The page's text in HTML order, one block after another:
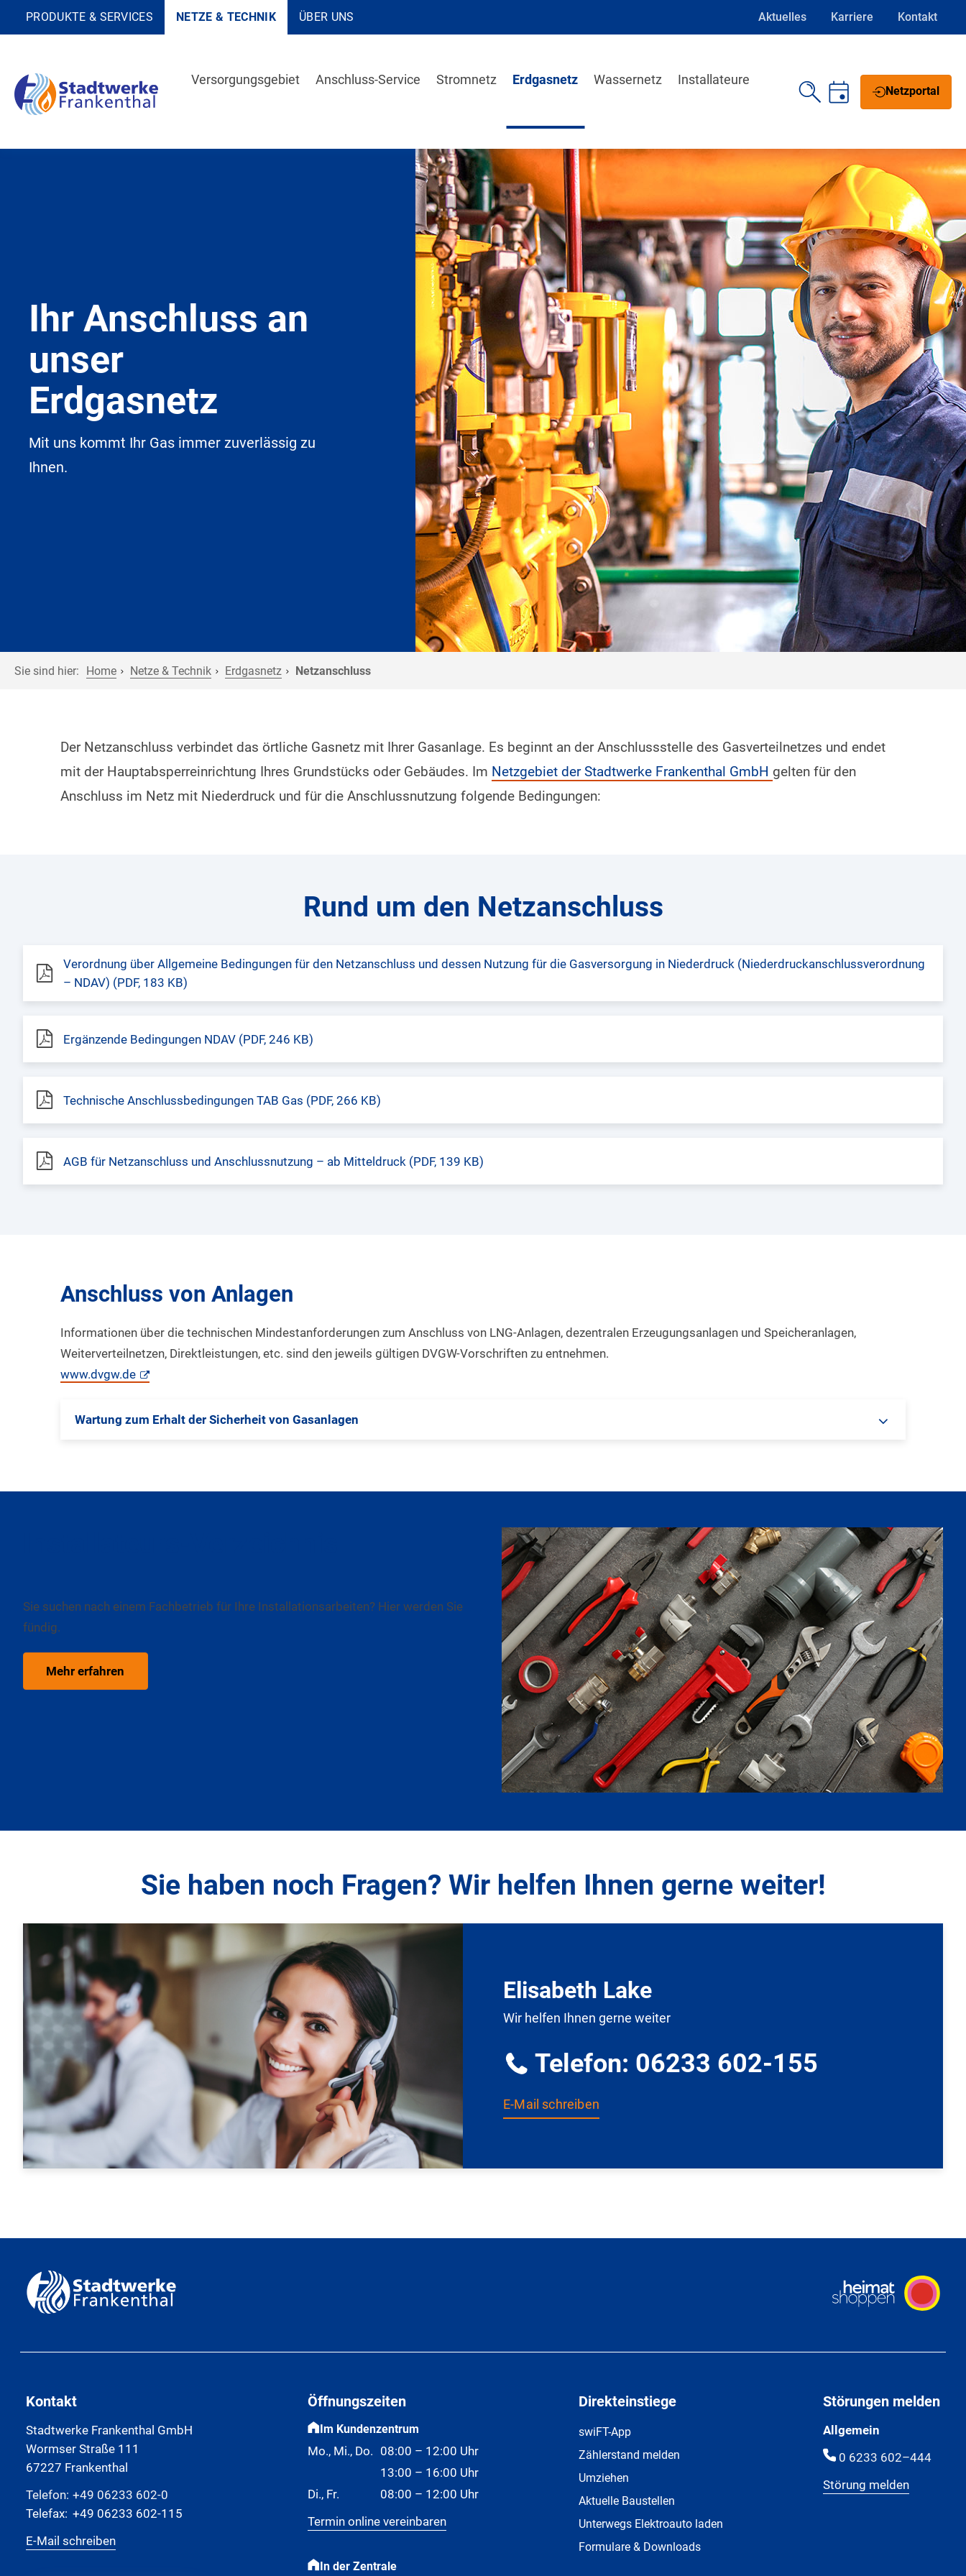
PRODUKTE & SERVICES NETZE & TECHNIK ÜBER UNS Aktuelles Karriere Kontakt
Versorgungsgebiet Anschluss-Service Stromnetz Erdgasnetz Wassernetz Installateure
Netzportal
Ihr Anschluss an
unser
Erdgasnetz
Mit uns kommt Ihr Gas immer zuverlässig zu
Ihnen.
Sie sind hier: Home Netze & Technik Erdgasnetz Netzanschluss
Der Netzanschluss verbindet das örtliche Gasnetz mit Ihrer Gasanlage. Es beginnt an der Anschlussstelle des Gasverteilnetzes und endet
mit der Hauptabsperreinrichtung Ihres Grundstücks oder Gebäudes. Im Netzgebiet der Stadtwerke Frankenthal GmbH gelten für den
Anschluss im Netz mit Niederdruck und für die Anschlussnutzung folgende Bedingungen:
Rund um den Netzanschluss
Verordnung über Allgemeine Bedingungen für den Netzanschluss und dessen Nutzung für die Gasversorgung in Niederdruck (Niederdruckanschlussverordnung
– NDAV) (PDF, 183 KB)
Ergänzende Bedingungen NDAV (PDF, 246 KB)
Technische Anschlussbedingungen TAB Gas (PDF, 266 KB)
AGB für Netzanschluss und Anschlussnutzung – ab Mitteldruck (PDF, 139 KB)
Anschluss von Anlagen
Informationen über die technischen Mindestanforderungen zum Anschluss von LNG-Anlagen, dezentralen Erzeugungsanlagen und Speicheranlagen,
Weiterverteilnetzen, Direktleistungen, etc. sind den jeweils gültigen DVGW-Vorschriften zu entnehmen.
www.dvgw.de
Wartung zum Erhalt der Sicherheit von Gasanlagen
Sie suchen nach einem Fachbetrieb für Ihre Installationsarbeiten? Hier werden Sie
fündig.
Mehr erfahren
Sie haben noch Fragen? Wir helfen Ihnen gerne weiter!
Elisabeth Lake
Wir helfen Ihnen gerne weiter
Telefon: 06233 602-155
E-Mail schreiben
Kontakt
Stadtwerke Frankenthal GmbH
Wormser Straße 111
67227 Frankenthal
Telefon: +49 06233 602-0
Telefax: +49 06233 602-115
E-Mail schreiben
Öffnungszeiten
Im Kundenzentrum
Mo., Mi., Do. 08:00 – 12:00 Uhr
13:00 – 16:00 Uhr
Di., Fr.
08:00 – 12:00 Uhr
Termin online vereinbaren
In der Zentrale
Direkteinstiege
swiFT-App
Zählerstand melden
Umziehen
Aktuelle Baustellen
Unterwegs Elektroauto laden
Formulare & Downloads
Störungen melden
Allgemein
0 6233 602–444
Störung melden
Schrift vergrößern
Schrift verkleinern
Wortabstand vergrößern
Wortabstand verkleinern
Zeilenabstand vergrößern
Zeilenabstand verkleinern
Graustufen
Großer Mauszeiger
Lesehilfe
Links unterstreichen
Animationen ausschalten
Hoher Kontrast